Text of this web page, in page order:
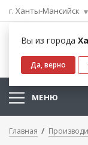
г. Ханты-Мансийск
Вы из города
Да, верно
МЕНЮ
Главная